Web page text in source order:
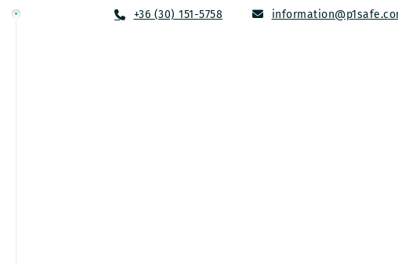
+36 (30) 151-5758